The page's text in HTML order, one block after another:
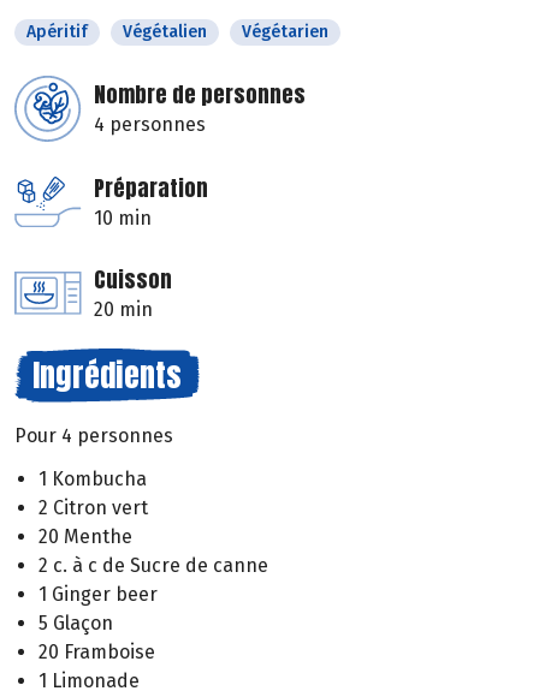
Apéritif Végétalien Végétarien
Nombre de personnes
4 personnes
Préparation
10 min
Cuisson
20 min
Ingrédients
Pour 4 personnes
1 Kombucha
2 Citron vert
20 Menthe
2 c. à c de Sucre de canne
1 Ginger beer
5 Glaçon
20 Framboise
1 Limonade